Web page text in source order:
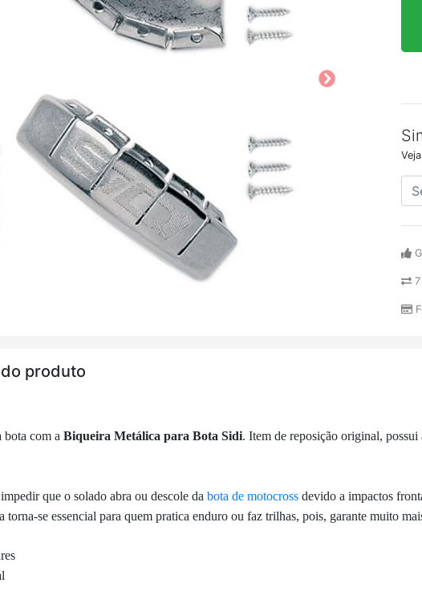
7
produto
bota com a Biqueira Metálica para Bota Sidi. Item de reposição original, possui
que o solado abra ou descole da bota de motocross devido a impactos
torna-se essencial para quem pratica enduro ou faz trilhas, pois, garante muito